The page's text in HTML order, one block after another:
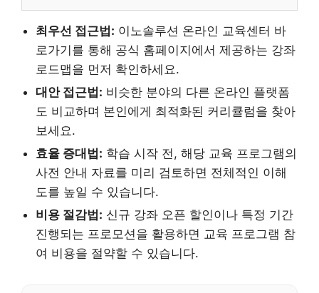
최우선 접근법: 이노솔루션 온라인 교육센터 바
로가기를 통해 공식 홈페이지에서 제공하는 강좌
로드맵을 먼저 확인하세요.
대안 접근법: 비슷한 분야의 다른 온라인 플랫폼
도 비교하며 본인에게 최적화된 커리큘럼을 찾아
보세요.
효율 증대법: 학습 시작 전, 해당 교육 프로그램의
사전 안내 자료를 미리 검토하면 전체적인 이해
도를 높일 수 있습니다.
비용 절감법: 신규 강좌 오픈 할인이나 특정 기간
진행되는 프로모션을 활용하면 교육 프로그램 참
여 비용을 절약할 수 있습니다.